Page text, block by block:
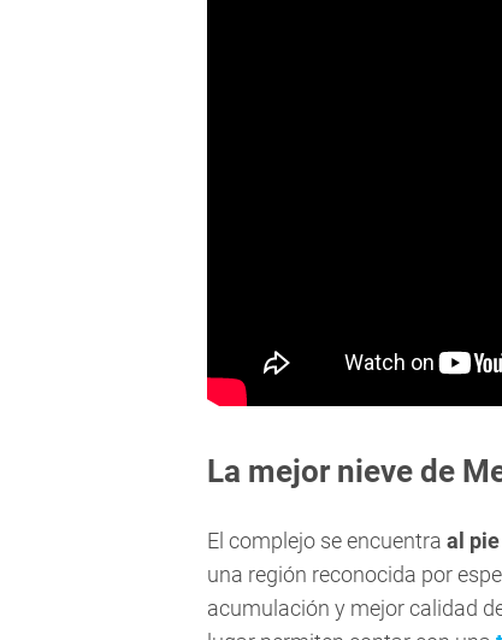
La mejor nieve de
El complejo se encuentra al
una región reconocida por
acumulación y mejor calidad